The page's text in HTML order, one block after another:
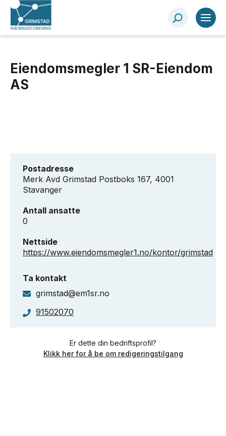
Eiendomsmegler 1 SR-Eiendom
AS
Postadresse
Merk Avd Grimstad Postboks 167, 4001
Stavanger
Antall ansatte
0
Nettside
https://www.eiendomsmegler1.no/kontor/grimstad
Ta kontakt
grimstad@em1sr.no
91502070
Er dette din bedriftsprofil?
Klikk her for å be om redigeringstilgang